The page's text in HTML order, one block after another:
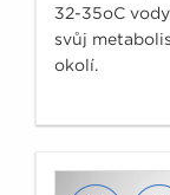
32-35oC
svůj
okolí.